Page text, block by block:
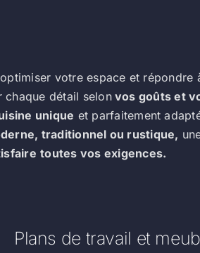
votre espace et répondre
chaque détail selonvos goûts et
unique et parfaitement
traditionnel ou rustique,
toutes vos exigences.
Plans de travail et